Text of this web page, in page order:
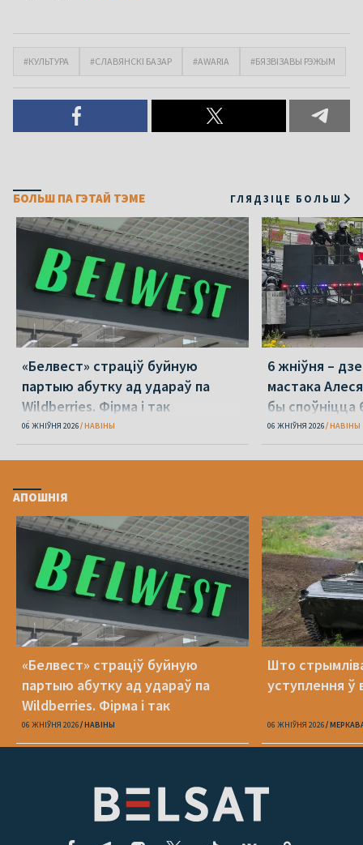
#КУЛЬТУРА #СЛАВЯНСКІ БАЗАР #AWARIA #БЯЗВІЗАВЫ РЭЖЫМ
БОЛЬШ ПА ГЭТАЙ ТЭМЕ ГЛЯДЗІЦЕ БОЛЬШ
«Белвест» страціў буйную
партыю абутку ад удараў па
Wildberries. Фірма і так
банкрутавала
06 ЖНІЎНЯ 2026 НАВІНЫ
6 жніўня –
мастака
бы споўніцца
06 ЖНІЎНЯ 2026 НАВІНЫ
АПОШНІЯ
«Белвест» страціў буйную
партыю абутку ад удараў па
Wildberries. Фірма і так
банкрутавала
06 ЖНІЎНЯ 2026 НАВІНЫ
Што
уступлення ў
06 ЖНІЎНЯ 2026